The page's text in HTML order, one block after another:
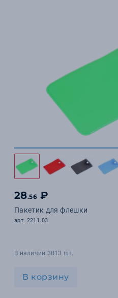
28.56 ₽
Пакетик для флешки
арт. 2211.03
В наличии 3813 шт.
В корзину